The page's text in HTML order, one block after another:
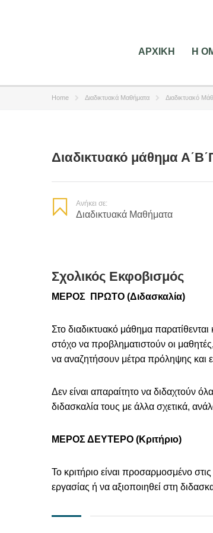
ΑΡΧΙΚΗ Η
Home Διαδικτυακά Μαθήματα Διαδικτυακό
Διαδικτυακό μάθημα
Ανήκει σε:
Διαδικτυακά Μαθήματα
Σχολικός Εκφοβισμός
ΜΕΡΟΣ ΠΡΩΤΟ (Διδασκαλία)
Στο διαδικτυακό μάθημα παρατίθενται
στόχο να προβληματιστούν οι
να αναζητήσουν μέτρα πρόληψης και
Δεν είναι απαραίτητο να διδαχτούν
διδασκαλία τους με άλλα σχετικά,
ΜΕΡΟΣ ΔΕΥΤΕΡΟ (Κριτήριο)
Το κριτήριο είναι προσαρμοσμένο
εργασίας ή να αξιοποιηθεί στη